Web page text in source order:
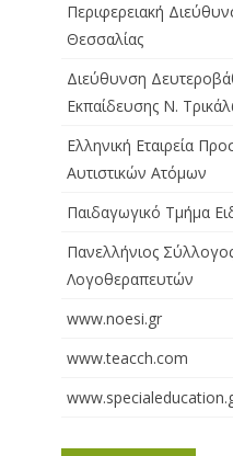
Περιφερειακή
Θεσσαλίας
Διεύθυνση
Εκπαίδευσης Ν.
Ελληνική Εταιρεία
Αυτιστικών Ατόμων
Παιδαγωγικό Τμήμα
Πανελλήνιος
Λογοθεραπευτών
www.noesi.gr
www.teacch.com